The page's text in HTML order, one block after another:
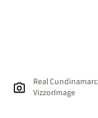
Real
VizzorImage